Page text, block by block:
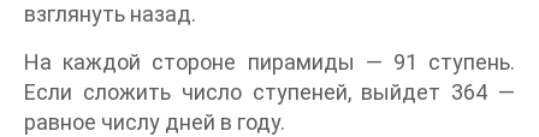
взглянуть назад.
На каждой стороне пирамиды — 91 ступень.
Если сложить число ступеней, выйдет 364 —
равное числу дней в году.